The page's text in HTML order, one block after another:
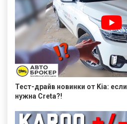
Тест-драйв новинки от Kia:
нужна Creta?!